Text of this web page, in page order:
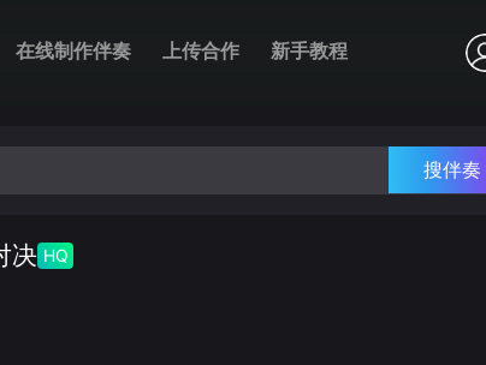
在线制作伴奏 上传合作 新手教程
搜伴奏
决 HQ